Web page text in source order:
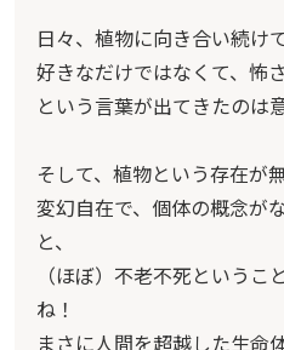
日々、植物に向き合い続け
好きなだけではなくて、怖
という言葉が出てきたのは
そして、植物という存在が
変幻自在で、個体の概念が
と、
（ほぼ）不老不死という
ね！
まさに人間を超越した生命